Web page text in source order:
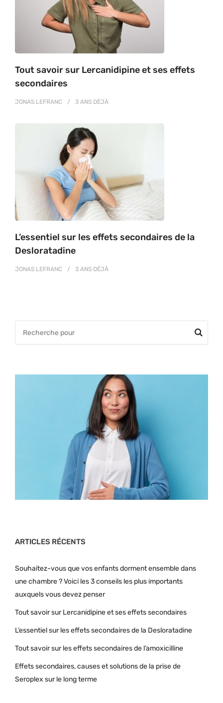
Tout savoir sur Lercanidipine et ses effets
secondaires
JONAS LEFRANC 3 ANS DÉJÀ
L’essentiel sur les effets secondaires de la
Desloratadine
JONAS LEFRANC 3 ANS DÉJÀ
ARTICLES RÉCENTS
Souhaitez-vous que vos enfants dorment ensemble dans
une chambre ? Voici les 3 conseils les plus importants
auxquels vous devez penser
Tout savoir sur Lercanidipine et ses effets secondaires
L’essentiel sur les effets secondaires de la Desloratadine
Tout savoir sur les effets secondaires de l’amoxicilline
Effets secondaires, causes et solutions de la prise de
Seroplex sur le long terme